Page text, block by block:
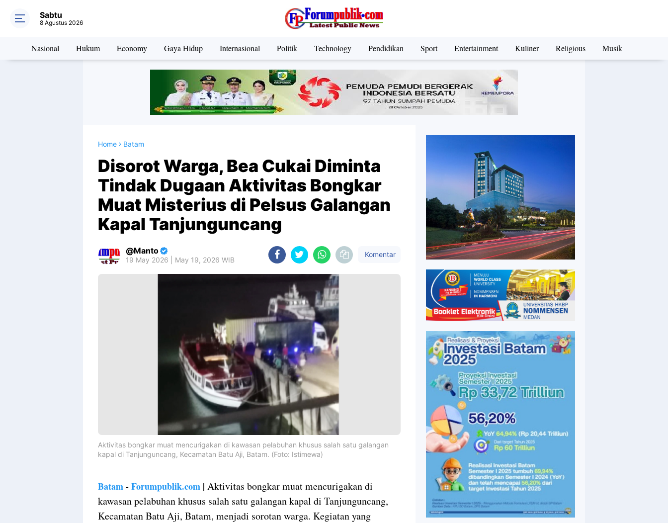
Sabtu
8 Agustus 2026
Nasional Hukum Economy Gaya Hidup Internasional Politik Technology Pendidikan Sport Entertainment Kuliner Religious Musik
Home Batam
Disorot Warga, Bea Cukai Diminta
Tindak Dugaan Aktivitas Bongkar
Muat Misterius di Pelsus Galangan
Kapal Tanjunguncang
Manto
19 May 2026 | May 19, 2026 WIB
Komentar
Aktivitas bongkar muat mencurigakan di kawasan pelabuhan khusus salah satu galangan
kapal di Tanjunguncang, Kecamatan Batu Aji, Batam. (Foto: Istimewa)
Batam-Forumpublik.com | Aktivitas bongkar muat mencurigakan di
kawasan pelabuhan khusus salah satu galangan kapal di Tanjunguncang,
Kecamatan Batu Aji, Batam, menjadi sorotan warga. Kegiatan yang